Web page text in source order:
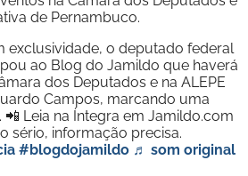
de Pernambuco.
exclusividade, o deputado federal
ao Blog do Jamildo que haverá
dos Deputados e na ALEPE
Campos, marcando uma
Leia na Íntegra em Jamildo.com
sério, informação precisa.
#blogdojamildo ♬ som original